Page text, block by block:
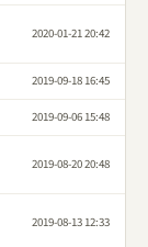
2020-01-21 20:42
2019-09-18 16:45
2019-09-06 15:48
2019-08-20 20:48
2019-08-13 12:33